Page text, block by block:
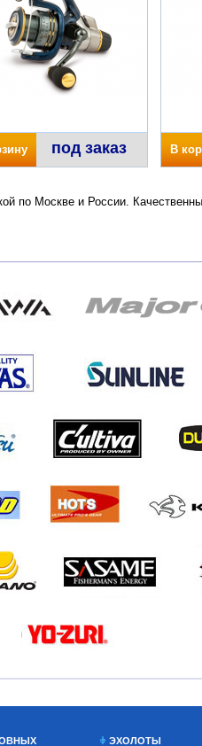
под заказ В
по Москве и России.
ЭХОЛОТЫ